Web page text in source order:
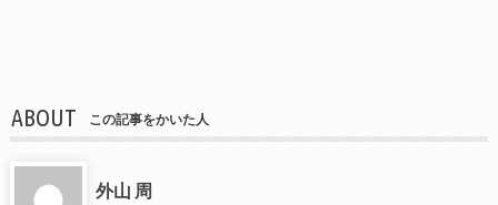
ABOUT この記事をかいた人
外山 周